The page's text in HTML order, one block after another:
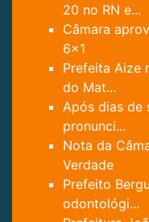
20 no RN e...
Câmara
6x1
Prefeita Aize
do Mat...
Após dias de
pronunci...
Nota da
Verdade
Prefeito
odontológi...